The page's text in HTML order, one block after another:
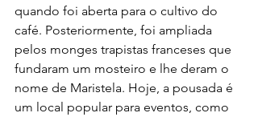
quando foi aberta para o cultivo do
café. Posteriormente, foi ampliada
pelos monges trapistas franceses que
fundaram um mosteiro e lhe deram o
nome de Maristela. Hoje, a pousada é
um local popular para eventos, como